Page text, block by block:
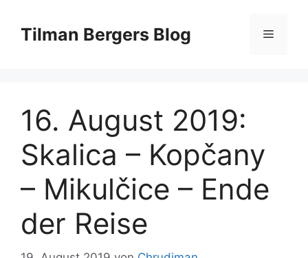
Inhalt
springen
Tilman Bergers Blog Menü
16. August 2019:
Skalica – Kopčany
– Mikulčice – Ende
der Reise